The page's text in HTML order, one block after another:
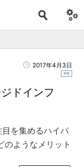
2017年4月3日
ドインフ
目を集めるハイパ
のようなメリット